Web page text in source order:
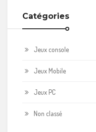
Catégories
Jeux console
Jeux Mobile
Jeux PC
Non classé